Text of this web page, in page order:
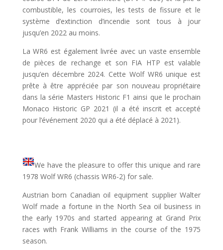
combustible, les courroies, les tests de fissure et le
système d’extinction d’incendie sont tous à jour
jusqu’en 2022 au moins.
La WR6 est également livrée avec un vaste ensemble
de pièces de rechange et son FIA HTP est valable
jusqu’en décembre 2024. Cette Wolf WR6 unique est
prête à être appréciée par son nouveau propriétaire
dans la série Masters Historic F1 ainsi que le prochain
Monaco Historic GP 2021 (il a été inscrit et accepté
pour l’événement 2020 qui a été déplacé à 2021).
We have the pleasure to offer this unique and rare
1978 Wolf WR6 (chassis WR6-2) for sale.
Austrian born Canadian oil equipment supplier Walter
Wolf made a fortune in the North Sea oil business in
the early 1970s and started appearing at Grand Prix
races with Frank Williams in the course of the 1975
season.